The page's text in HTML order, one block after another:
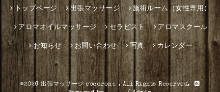
トップページ 出張マッサージ 施術ルーム（女性専用）
アロマオイルマッサージ セラピスト アロマスクール
お知らせ お問い合わせ 写真 カレンダー
©2026出張マッサージ cocorone. All Rights Reserved.